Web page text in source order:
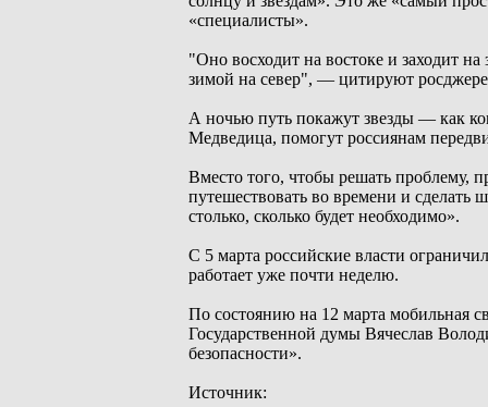
«специалисты».
"Оно восходит на востоке и заходит
зимой на север", — цитируют
А ночью путь покажут звезды — как
Медведица, помогут россиянам
Вместо того, чтобы решать проблему,
путешествовать во времени и сделать
столько, сколько будет необходимо».
С 5 марта российские власти
работает уже почти неделю.
По состоянию на 12 марта мобильная
Государственной думы Вячеслав
безопасности».
Источник: